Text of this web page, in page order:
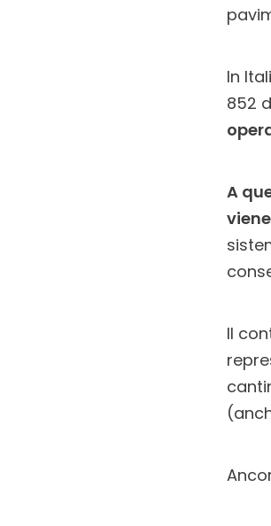
In
852
A
Il